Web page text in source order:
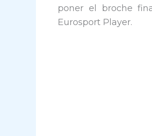
poner el broche
Eurosport Player.